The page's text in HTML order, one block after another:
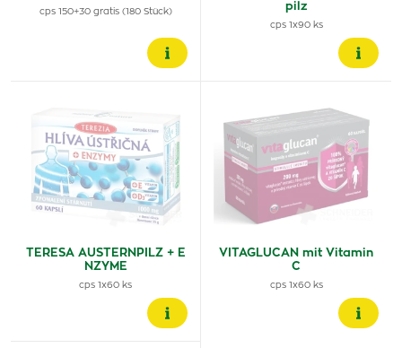
cps 150+30 gratis (180 Stück)
pilz
cps 1x90 ks
TERESA AUSTERNPILZ + E
NZYME
cps 1x60 ks
VITAGLUCAN mit Vitamin
C
cps 1x60 ks